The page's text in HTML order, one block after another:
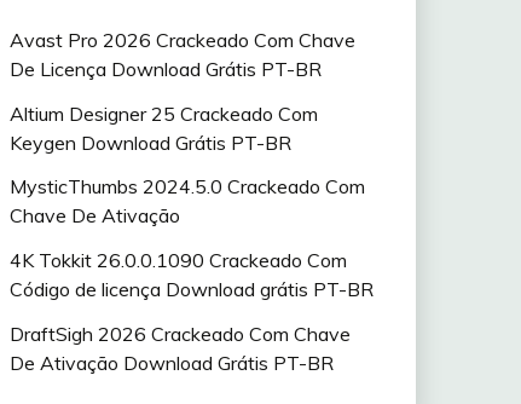
Avast Pro 2026 Crackeado Com Chave
De Licença Download Grátis PT-BR
Altium Designer 25 Crackeado Com
Keygen Download Grátis PT-BR
MysticThumbs 2024.5.0 Crackeado Com
Chave De Ativação
4K Tokkit 26.0.0.1090 Crackeado Com
Código de licença Download grátis PT-BR
DraftSigh 2026 Crackeado Com Chave
De Ativação Download Grátis PT-BR